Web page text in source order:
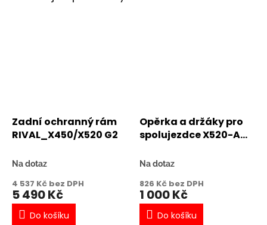
Zadní ochranný rám
RIVAL_X450/X520 G2
Na dotaz
4 537 Kč bez DPH
5 490 Kč
Do košíku
Opěrka a držáky pro
spolujezdce X520-A
Na dotaz
826 Kč bez DPH
1 000 Kč
Do košíku